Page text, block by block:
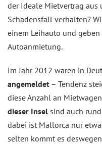
der Ideale Mietvertrag
Schadensfall verhalten?
einem Leihauto und geben
Autoanmietung.
Im Jahr 2012 waren in
angemeldet – Tendenz
diese Anzahl an
dieser Insel sind auch
dabei ist Mallorca nur
selten kommt es